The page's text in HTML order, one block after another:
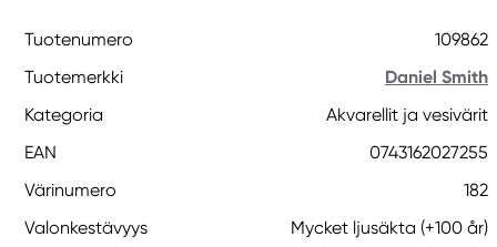
Tuotenumero
109862
Tuotemerkki
Daniel Smith
Kategoria
Akvarellit ja vesivärit
EAN
0743162027255
Värinumero
182
Valonkestävyys
Mycket ljusäkta (+100 år)